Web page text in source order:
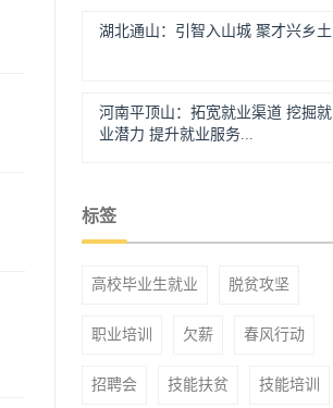
湖北通山：引智入山城 聚才兴乡土
河南平顶山：拓宽就业渠道 挖掘就
业潜力 提升就业服务...
标签
高校毕业生就业 脱贫攻坚
职业培训 欠薪 春风行动
招聘会 技能扶贫 技能培训